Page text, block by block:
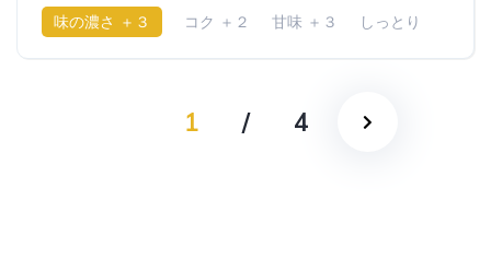
味の濃さ ＋３ コク ＋２ 甘味 ＋３ しっとり
1 / 4